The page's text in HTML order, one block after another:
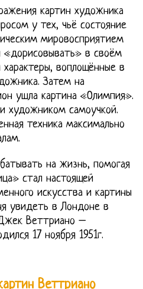
картин художника
у тех, чьё состояние
мировосприятием
«дорисовывать» в своём
воплощённые в
Затем на
ушла картина «Олимпия».
художником самоучкой.
техника максимально
на жизнь, помогая
стал настоящей
искусства и картины
увидеть в Лондоне в
Веттриано –
17 ноября 1951г.
Веттриано